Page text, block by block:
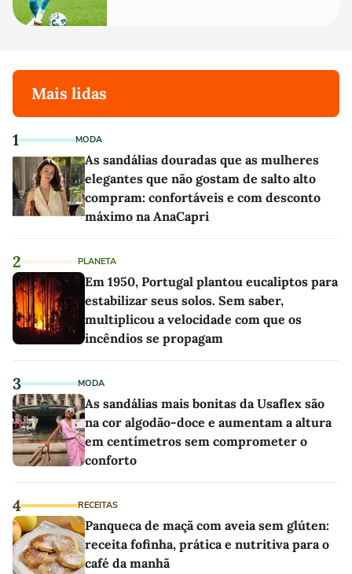
Mais lidas
1 MODA
As sandálias douradas que as mulheres
elegantes que não gostam de salto alto
compram: confortáveis e com desconto
máximo na AnaCapri
2 PLANETA
Em 1950, Portugal plantou eucaliptos para
estabilizar seus solos. Sem saber,
multiplicou a velocidade com que os
incêndios se propagam
3 MODA
As sandálias mais bonitas da Usaflex são
na cor algodão-doce e aumentam a altura
em centímetros sem comprometer o
conforto
4 RECEITAS
Panqueca de maçã com aveia sem glúten:
receita fofinha, prática e nutritiva para o
café da manhã